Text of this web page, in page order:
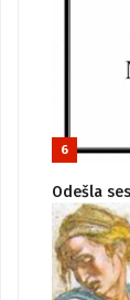
6
Odešla